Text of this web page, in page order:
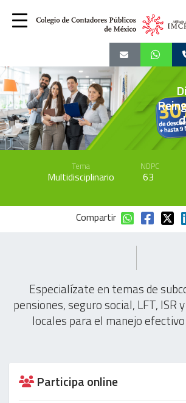
Tema
Multidisciplinario
NDPC
63
Compartir
Especialízate en temas de
pensiones, seguro social, LFT, ISR
locales para el manejo
Participa online